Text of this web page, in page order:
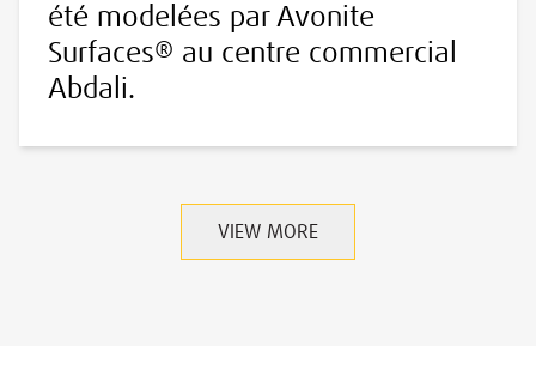
été modelées par Avonite
Surfaces® au centre commercial
Abdali.
VIEW MORE